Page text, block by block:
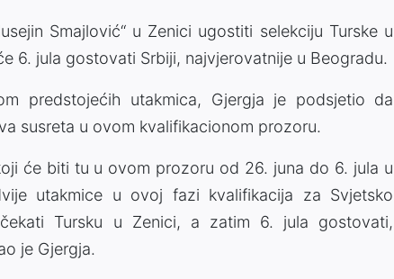
Smajlović“ u Zenici ugostiti selekciju Turske u
6. jula gostovati Srbiji, najvjerovatnije u Beogradu.
predstojećih utakmica, Gjergja je podsjetio da
susreta u ovom kvalifikacionom prozoru.
će biti tu u ovom prozoru od 26. juna do 6. jula u
utakmice u ovoj fazi kvalifikacija za Svjetsko
Tursku u Zenici, a zatim 6. jula gostovati,
je Gjergja.